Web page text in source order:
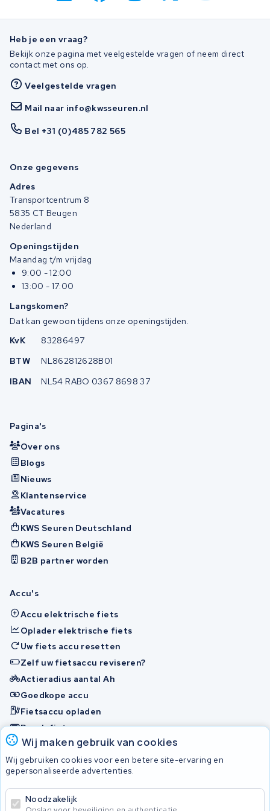
Wij maken gebruik van cookies
Wij gebruiken cookies voor een betere site-ervaring en
gepersonaliseerde advertenties.
Noodzakelijk
Heb je een vraag?
Bekijk onze pagina met veelgestelde vragen of neem direct
contact met ons op.
Veelgestelde vragen
Mail naar info@kwsseuren.nl
Bel +31 (0)485 782 565
Onze gegevens
Adres
Transportcentrum 8
5835 CT Beugen
Nederland
Openingstijden
Maandag t/m vrijdag
9:00 - 12:00
13:00 - 17:00
Langskomen?
Dat kan gewoon tijdens onze openingstijden.
KvK
83286497
BTW
NL862812628B01
IBAN
NL54 RABO 0367 8698 37
Pagina's
Over ons
Blogs
Nieuws
Klantenservice
Vacatures
KWS Seuren Deutschland
KWS Seuren België
B2B partner worden
Accu's
Accu elektrische fiets
Oplader elektrische fiets
Uw fiets accu resetten
Zelf uw fietsaccu reviseren?
Actieradius aantal Ah
Goedkope accu
Fietsaccu opladen
Bosch fietsaccu
Nakijken en contact opnemen
Onherstelbaar
© 2026 KWS Seuren